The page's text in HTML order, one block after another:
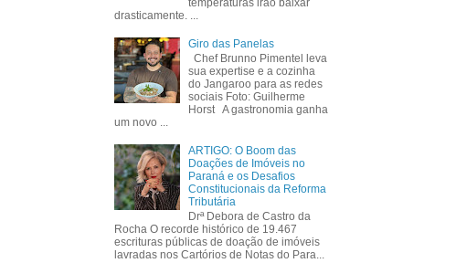
temperaturas irão baixar
drasticamente. ...
Giro das Panelas
Chef Brunno Pimentel leva
sua expertise e a cozinha
do Jangaroo para as redes
sociais Foto: Guilherme
Horst A gastronomia ganha
um novo ...
ARTIGO: O Boom das
Doações de Imóveis no
Paraná e os Desafios
Constitucionais da Reforma
Tributária
Drª Debora de Castro da
Rocha O recorde histórico de 19.467
escrituras públicas de doação de imóveis
lavradas nos Cartórios de Notas do Para...